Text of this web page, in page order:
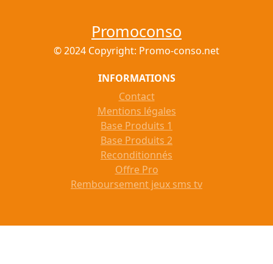
Promoconso
© 2024 Copyright: Promo-conso.net
INFORMATIONS
Contact
Mentions légales
Base Produits 1
Base Produits 2
Reconditionnés
Offre Pro
Remboursement jeux sms tv